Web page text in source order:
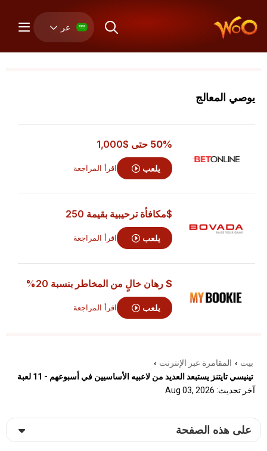
عر
يوصي المعالج
50% حتى $1,000
يلعب اقرأ المراجعة
$مكافأة ترحيبية بقيمة 250
يلعب اقرأ المراجعة
$ رهان خالٍ من المخاطر بنسبة 20%
يلعب اقرأ المراجعة
بيت › المقامرة عبر الإنترنت ›
تينيسي تايتنز يستبعد العديد من لاعبيه الأساسيين في أسبوعهم - 11 لعبة
آخر تحديث: Aug 03, 2026
على هذه الصفحة